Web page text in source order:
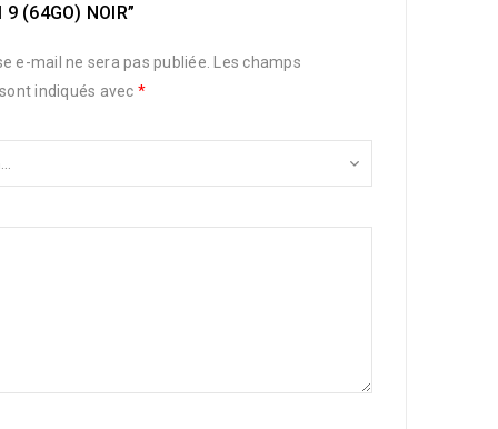
9 (64GO) NOIR”
e-mail ne sera pas publiée.
Les champs
indiqués avec *